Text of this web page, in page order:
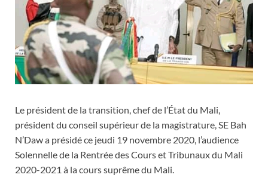
Le président de la transition, chef de l’État du Mali,
président du conseil supérieur de la magistrature, SE Bah
N’Daw a présidé ce jeudi 19 novembre 2020, l’audience
Solennelle de la Rentrée des Cours et Tribunaux du Mali
2020-2021 à la cours suprême du Mali.